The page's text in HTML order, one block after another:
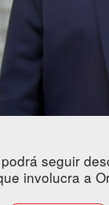
66.89%
seguir
involucra a